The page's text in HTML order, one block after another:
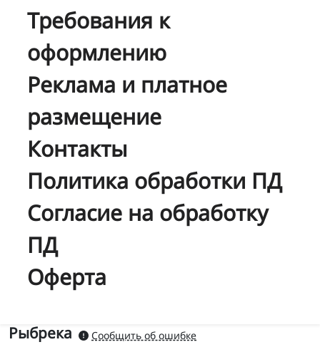
Требования к
оформлению
Реклама и платное
размещение
Контакты
Политика обработки ПД
Согласие на обработку
ПД
Оферта
Рыбрека Сообщить об ошибке